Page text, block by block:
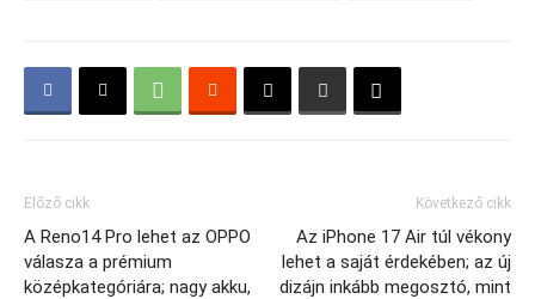
Előző cikk
A Reno14 Pro lehet az OPPO
válasza a prémium
középkategóriára; nagy akku,
Következő cikk
Az iPhone 17 Air túl vékony
lehet a saját érdekében; az új
dizájn inkább megosztó, mint